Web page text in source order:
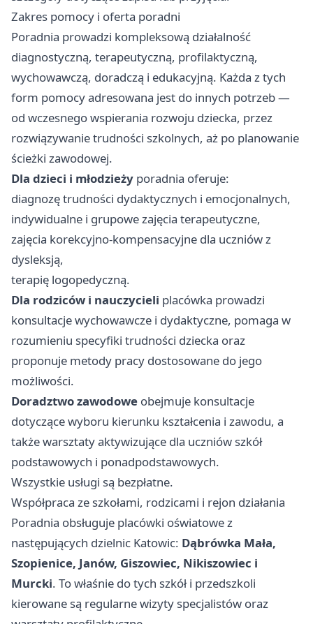
Zakres pomocy i oferta poradni
Poradnia prowadzi kompleksową działalność
diagnostyczną, terapeutyczną, profilaktyczną,
wychowawczą, doradczą i edukacyjną. Każda z tych
form pomocy adresowana jest do innych potrzeb —
od wczesnego wspierania rozwoju dziecka, przez
rozwiązywanie trudności szkolnych, aż po planowanie
ścieżki zawodowej.
Dla dzieci i młodzieży poradnia oferuje:
diagnozę trudności dydaktycznych i emocjonalnych,
indywidualne i grupowe zajęcia terapeutyczne,
zajęcia korekcyjno-kompensacyjne dla uczniów z
dysleksją,
terapię logopedyczną.
Dla rodziców i nauczycieli placówka prowadzi
konsultacje wychowawcze i dydaktyczne, pomaga w
rozumieniu specyfiki trudności dziecka oraz
proponuje metody pracy dostosowane do jego
możliwości.
Doradztwo zawodowe obejmuje konsultacje
dotyczące wyboru kierunku kształcenia i zawodu, a
także warsztaty aktywizujące dla uczniów szkół
podstawowych i ponadpodstawowych.
Wszystkie usługi są bezpłatne.
Współpraca ze szkołami, rodzicami i rejon działania
Poradnia obsługuje placówki oświatowe z
następujących dzielnic Katowic: Dąbrówka Mała,
Szopienice, Janów, Giszowiec, Nikiszowiec i
Murcki. To właśnie do tych szkół i przedszkoli
kierowane są regularne wizyty specjalistów oraz